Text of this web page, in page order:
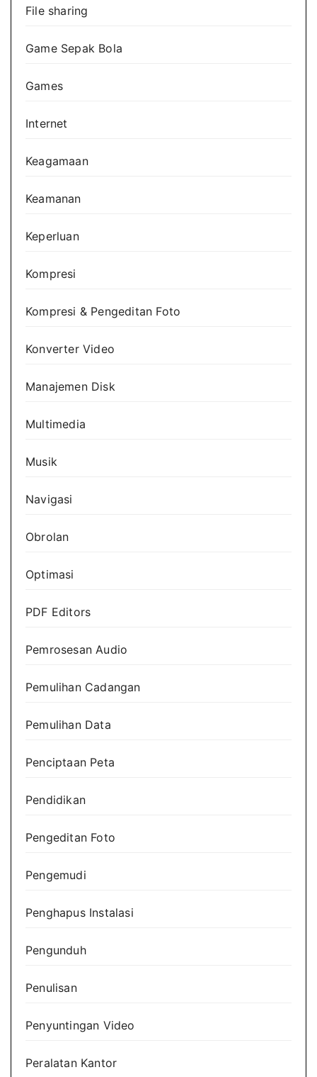
File sharing
Game Sepak Bola
Games
Internet
Keagamaan
Keamanan
Keperluan
Kompresi
Kompresi & Pengeditan Foto
Konverter Video
Manajemen Disk
Multimedia
Musik
Navigasi
Obrolan
Optimasi
PDF Editors
Pemrosesan Audio
Pemulihan Cadangan
Pemulihan Data
Penciptaan Peta
Pendidikan
Pengeditan Foto
Pengemudi
Penghapus Instalasi
Pengunduh
Penulisan
Penyuntingan Video
Peralatan Kantor